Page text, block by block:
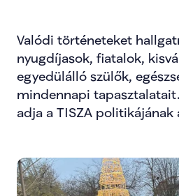
Valódi történeteket
nyugdíjasok, fiatalok,
egyedülálló szülők,
mindennapi
adja a TISZA politikájának